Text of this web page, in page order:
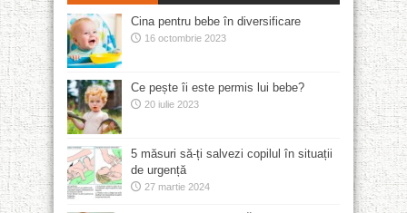
Cina pentru bebe în diversificare
16 octombrie 2023
Ce pește îi este permis lui bebe?
20 iulie 2023
5 măsuri să-ți salvezi copilul în situații
de urgență
27 martie 2024